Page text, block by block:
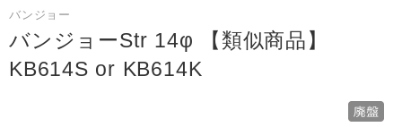
バンジョー
バンジョーStr 14φ 【類似商品】
KB614S or KB614K